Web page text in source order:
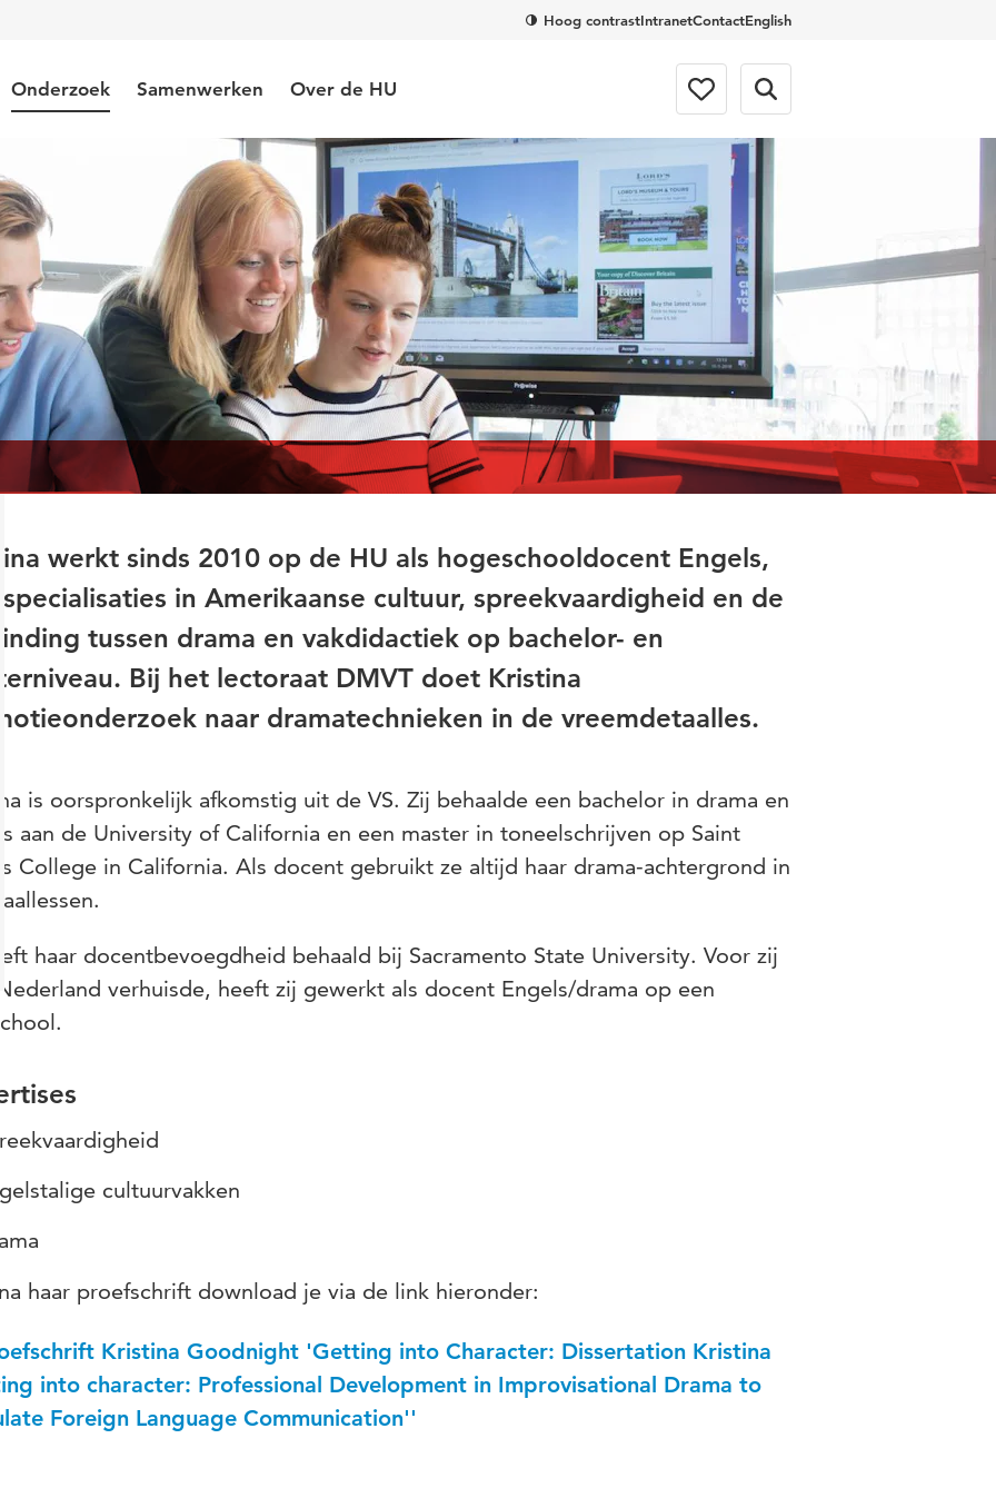
Hoog contrastIntranetContactEnglish
Onderzoek Samenwerken Over de HU
werkt sinds 2010 op de HU als hogeschooldocent Engels,
in Amerikaanse cultuur, spreekvaardigheid en de
tussen drama en vakdidactiek op bachelor- en
Bij het lectoraat DMVT doet Kristina
naar dramatechnieken in de vreemdetaalles.
is oorspronkelijk afkomstig uit de VS. Zij behaalde een bachelor in drama en
aan de University of California en een master in toneelschrijven op Saint
College in California. Als docent gebruikt ze altijd haar drama-achtergrond in
haar docentbevoegdheid behaald bij Sacramento State University. Voor zij
verhuisde, heeft zij gewerkt als docent Engels/drama op een
cultuurvakken
haar proefschrift download je via de link hieronder:
Kristina Goodnight 'Getting into Character: Dissertation Kristina
into character: Professional Development in Improvisational Drama to
Foreign Language Communication''